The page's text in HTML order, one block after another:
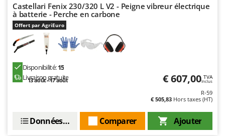
Rover Pompe
Royal Food
Ryobi
S
S.T.P.
Santos
Seven Italy
Castellari Fenix 230/320 L V2 - Peigne vibreur électrique
à batterie - Perche en carbone
Offert par AgriEuro
Disponibilité:15
Livraison gratuite
13 août - 17 août € 607,00 TVA
Inclus
R-59
€ 505,83 Hors taxes (HT)
Ajouter
Comparer
Données techniques